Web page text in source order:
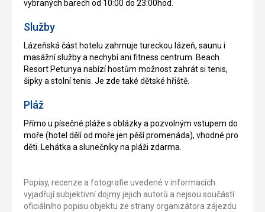
vybraných barech od 10:00 do 23:00hod.
Služby
Lázeňská část hotelu zahrnuje tureckou lázeň, saunu i
masážní služby a nechybí ani fitness centrum. Beach
Resort Petunya nabízí hostům možnost zahrát si tenis,
šipky a stolní tenis. Je zde také dětské hřiště.
Pláž
Přímo u písečné pláže s oblázky a pozvolným vstupem do
moře (hotel dělí od moře jen pěší promenáda), vhodné pro
děti. Lehátka a slunečníky na pláži zdarma.
Popisy, recenze a fotografie uvedené v informacích
vyjadřují subjektivní dojmy jejich autorů a nejsou součástí
oficiálního popisu objektu ze strany organizátora zájezdu